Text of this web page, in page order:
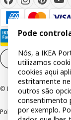
Definições de
© Inter IKEA Systems
Política de privacidade
Pode
Nós, a IKEA
utilizamos
cookies aqui
estritamente
outros são
consentimento
por exemplo.